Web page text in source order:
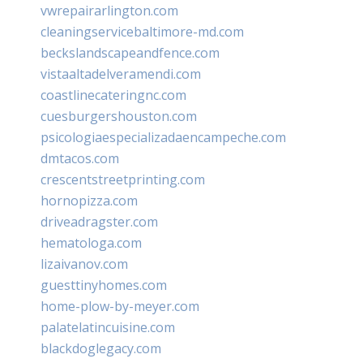
vwrepairarlington.com
cleaningservicebaltimore-md.com
beckslandscapeandfence.com
vistaaltadelveramendi.com
coastlinecateringnc.com
cuesburgershouston.com
psicologiaespecializadaencampeche.com
dmtacos.com
crescentstreetprinting.com
hornopizza.com
driveadragster.com
hematologa.com
lizaivanov.com
guesttinyhomes.com
home-plow-by-meyer.com
palatelatincuisine.com
blackdoglegacy.com